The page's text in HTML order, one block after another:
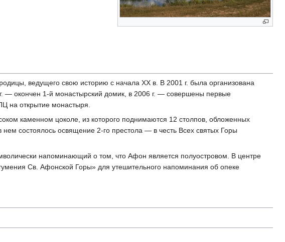
ведущего свою историю с начала ХХ в. В 2001 г. была организована
— окончен 1-й монастырский домик, в 2006 г. — совершены первые
на открытие монастыря.
каменном цоколе, из которого поднимаются 12 столпов, обложенных
состоялось освящение 2-го престола — в честь Всех святых Горы
напоминающий о том, что Афон является полуостровом. В центре
Св. Афонской Горы» для утешительного напоминания об опеке